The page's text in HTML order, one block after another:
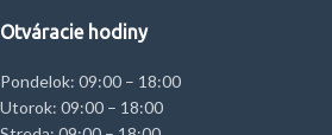
Otváracie hodiny
Pondelok: 09:00 – 18:00
Utorok: 09:00 – 18:00